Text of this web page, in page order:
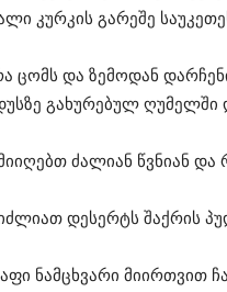
კურკის გარეშე
ცომს და ზემოდან
გახურებულ ღუმელში
ძალიან წვნიან
დესერტს შაქრის
ნამცხვარი მიირთვით